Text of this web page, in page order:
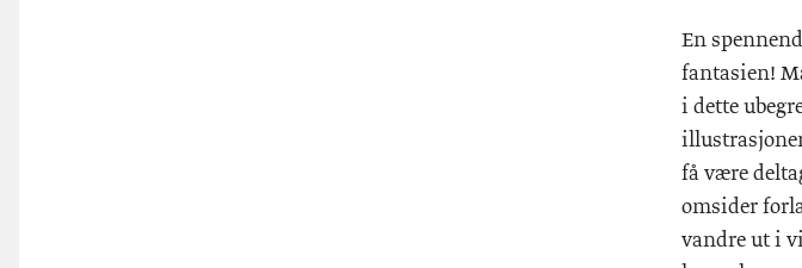
En
fantasien!
i dette
få være
omsider
vandre ut i